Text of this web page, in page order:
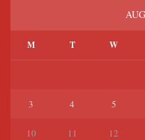
M T W
3 4 5
10 11 12